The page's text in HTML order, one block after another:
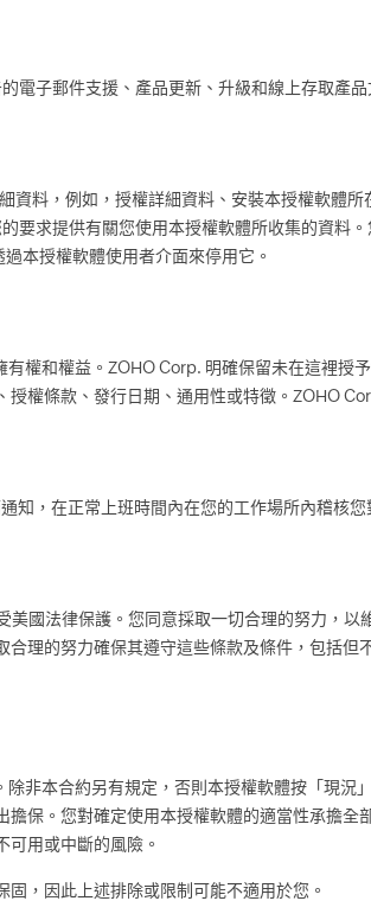
電子郵件支援、產品更新、升級和線上存取產品
資料，例如，授權詳細資料、安裝本授權軟體
要求提供有關您使用本授權軟體所收集的資料
本授權軟體使用者介面來停用它。
權和權益。ZOHO Corp. 明確保留未在這裡授
權條款、發行日期、通用性或特徵。ZOHO
知，在正常上班時間內在您的工作場所內稽核
美國法律保護。您同意採取一切合理的努力，
理的努力確保其遵守這些條款及條件，包括
非本合約另有規定，否則本授權軟體按「現
保。您對確定使用本授權軟體的適當性承擔
可用或中斷的風險。
，因此上述排除或限制可能不適用於您。